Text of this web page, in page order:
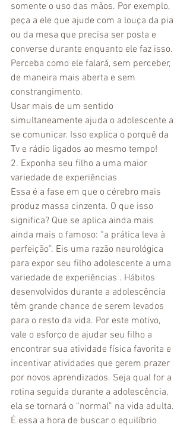
somente o uso das mãos. Por exemplo,
peça a ele que ajude com a louça da pia
ou da mesa que precisa ser posta e
converse durante enquanto ele faz isso.
Perceba como ele falará, sem perceber,
de maneira mais aberta e sem
constrangimento.
Usar mais de um sentido
simultaneamente ajuda o adolescente a
se comunicar. Isso explica o porquê da
Tv e rádio ligados ao mesmo tempo!
2. Exponha seu filho a uma maior
variedade de experiências
Essa é a fase em que o cérebro mais
produz massa cinzenta. O que isso
significa? Que se aplica ainda mais
ainda mais o famoso: “a prática leva à
perfeição”. Eis uma razão neurológica
para expor seu filho adolescente a uma
variedade de experiências . Hábitos
desenvolvidos durante a adolescência
têm grande chance de serem levados
para o resto da vida. Por este motivo,
vale o esforço de ajudar seu filho a
encontrar sua atividade física favorita e
incentivar atividades que gerem prazer
por novos aprendizados. Seja qual for a
rotina seguida durante a adolescência,
ela se tornará o “normal” na vida adulta.
É essa a hora de buscar o equilíbrio